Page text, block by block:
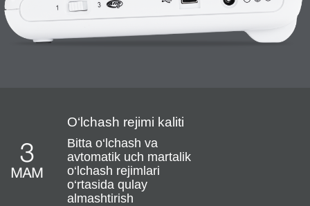
O‘lchash rejimi kaliti
Bitta o‘lchash va
avtomatik uch martalik
o‘lchash rejimlari
o‘rtasida qulay
almashtirish